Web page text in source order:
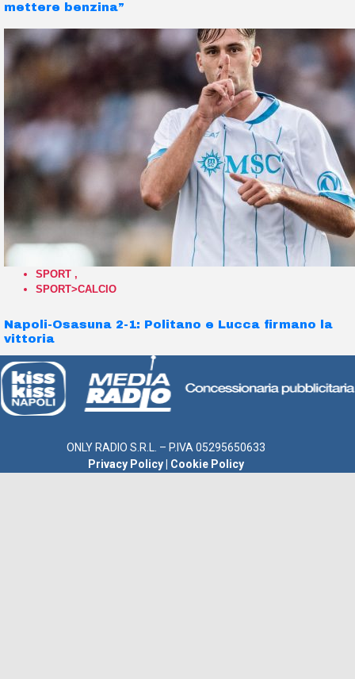
mettere benzina”
SPORT ,
SPORT>CALCIO
Napoli-Osasuna 2-1: Politano e Lucca firmano la
vittoria
ONLY RADIO S.R.L. – P.IVA 05295650633
Privacy Policy
Cookie Policy